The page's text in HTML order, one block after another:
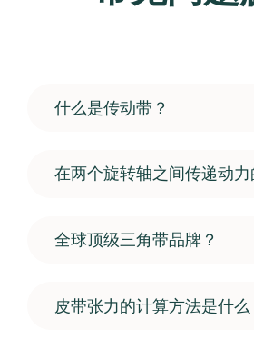
什么是传动带？
在两个旋转轴之间传递动力
全球顶级三角带品牌？
皮带张力的计算方法是什么